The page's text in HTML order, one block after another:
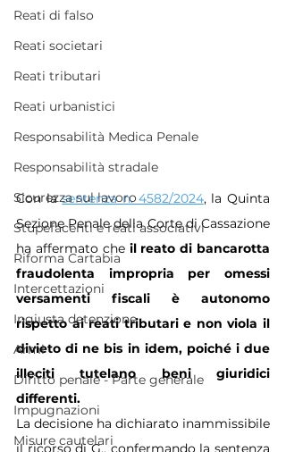
Reati di falso
Reati societari
Reati tributari
Reati urbanistici
Responsabilità Medica Penale
Responsabilità stradale
Sicurezza sul lavoro
Stupefacenti e reati associativi
Riforma Cartabia
Intercettazioni
Ingiusta detenzione
Armi
Diritto penale - Parte generale
Impugnazioni
Misure cautelari
Con la sentenza n. 4582/2024, la Quinta
Sezione Penale della Corte di Cassazione
ha affermato che il reato di bancarotta
fraudolenta impropria per omessi
versamenti fiscali è autonomo
rispetto ai reati tributari e non viola il
divieto di ne bis in idem, poiché i due
illeciti tutelano beni giuridici
differenti.
La decisione ha dichiarato inammissibile
il ricorso di G., confermando la sentenza